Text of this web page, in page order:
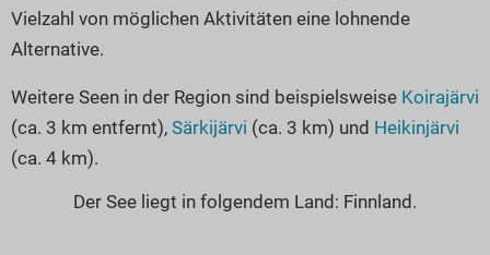
Vielzahl von möglichen Aktivitäten eine lohnende
Alternative.
Weitere Seen in der Region sind beispielsweise Koirajärvi
(ca. 3 km entfernt), Särkijärvi (ca. 3 km) und Heikinjärvi
(ca. 4 km).
Der See liegt in folgendem Land: Finnland.